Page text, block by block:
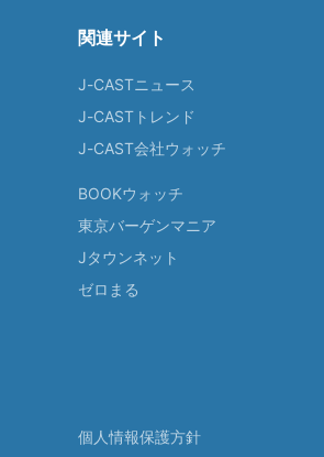
関連サイト
J-CASTニュース
J-CASTトレンド
J-CAST会社ウォッチ
BOOKウォッチ
東京バーゲンマニア
Jタウンネット
ゼロまる
個人情報保護方針